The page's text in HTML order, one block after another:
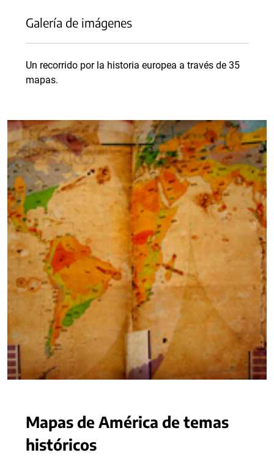
Galería de imágenes
Un recorrido por la historia europea a través de 35
mapas.
Mapas de América de temas
históricos